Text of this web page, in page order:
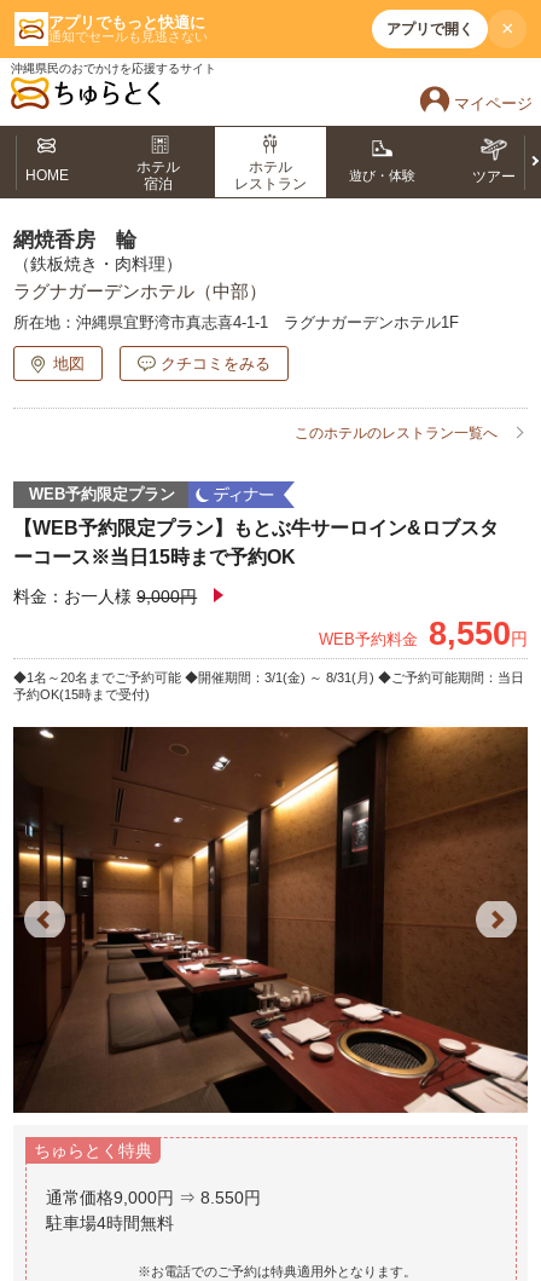
アプリでもっと快適に
通知でセールも見逃さない アプリで開く ×
沖縄県民のおでかけを応援するサイト
マイページ
HOME
ホテル
宿泊
ホテル
レストラン
遊び・体験 ツアー
網焼香房 輪
（鉄板焼き・肉料理）
ラグナガーデンホテル（中部）
所在地：沖縄県宜野湾市真志喜4-1-1 ラグナガーデンホテル1F
地図 クチコミをみる
このホテルのレストラン一覧へ
WEB予約限定プラン
【WEB予約限定プラン】もとぶ牛サーロイン&ロブスタ
ーコース※当日15時まで予約OK
料金：お一人様 9,000円
WEB予約料金 8,550円
1名～20名までご予約可能 開催期間：3/1(金) ～ 8/31(月)
ご予約可能期間：当日
予約OK(15時まで受付)
Previous Next
ちゅらとく特典
通常価格9,000円 ⇒ 8.550円
駐車場4時間無料
※お電話でのご予約は特典適用外となります。